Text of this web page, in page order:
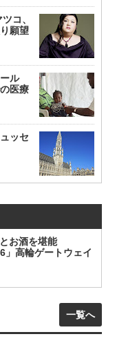
コ、
願望
ル
医療
ッセ
お酒を堪能
」高輪ゲートウェイ
一覧へ